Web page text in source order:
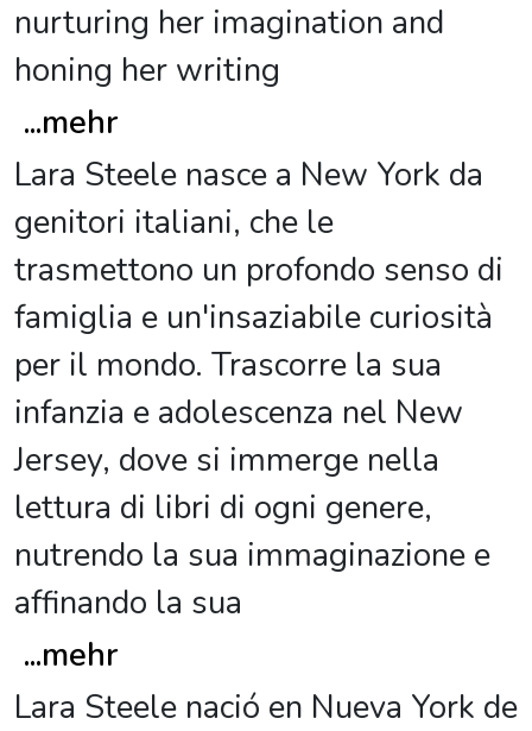
nurturing her imagination and
honing her writing
...mehr
Lara Steele nasce a New York da
genitori italiani, che le
trasmettono un profondo senso di
famiglia e un'insaziabile curiosità
per il mondo. Trascorre la sua
infanzia e adolescenza nel New
Jersey, dove si immerge nella
lettura di libri di ogni genere,
nutrendo la sua immaginazione e
affinando la sua
...mehr
Lara Steele nació en Nueva York de